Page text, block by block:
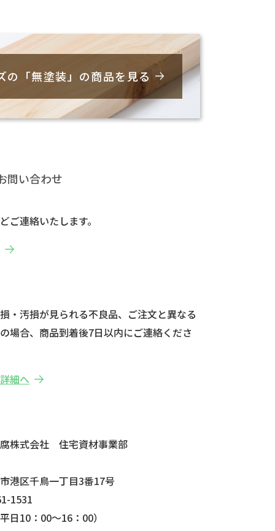
の「無塗装」の商品を見る
問い合わせ
ご連絡いたします。
・汚損が見られる不良品、ご注文と異なる
場合、商品到着後7日以内にご連絡くださ
細へ
株式会社 住宅資材事業部
港区千鳥一丁目3番17号
1531
日10：00～16：00）